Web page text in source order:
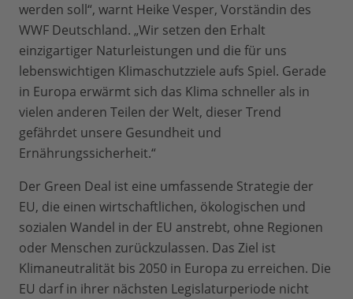
werden soll“, warnt Heike Vesper, Vorständin des
WWF Deutschland. „Wir setzen den Erhalt
einzigartiger Naturleistungen und die für uns
lebenswichtigen Klimaschutzziele aufs Spiel. Gerade
in Europa erwärmt sich das Klima schneller als in
vielen anderen Teilen der Welt, dieser Trend
gefährdet unsere Gesundheit und
Ernährungssicherheit.“
Der Green Deal ist eine umfassende Strategie der
EU, die einen wirtschaftlichen, ökologischen und
sozialen Wandel in der EU anstrebt, ohne Regionen
oder Menschen zurückzulassen. Das Ziel ist
Klimaneutralität bis 2050 in Europa zu erreichen. Die
EU darf in ihrer nächsten Legislaturperiode nicht